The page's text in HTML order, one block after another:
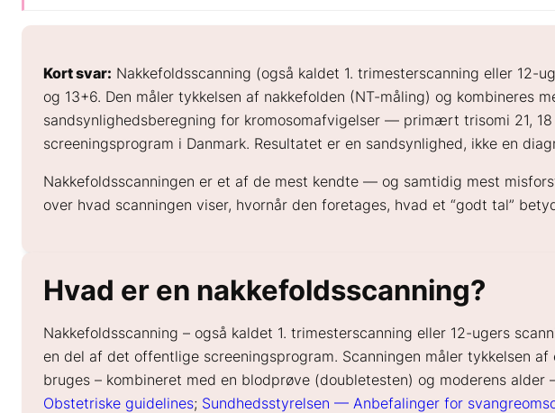
Kort svar: Nakkefoldsscanning (også kaldet 1. trimesterscanning eller 12-
og 13+6. Den måler tykkelsen af nakkefolden (NT-måling) og kombineres
sandsynlighedsberegning for kromosomafvigelser — primært trisomi 21,
screeningsprogram i Danmark. Resultatet er en sandsynlighed, ikke en
Nakkefoldsscanningen er et af de mest kendte — og samtidig mest
over hvad scanningen viser, hvornår den foretages, hvad et “godt tal”
Hvad er en nakkefoldsscanning?
Nakkefoldsscanning – også kaldet 1. trimesterscanning eller 12-ugers
en del af det offentlige screeningsprogram. Scanningen måler tykkelsen
bruges – kombineret med en blodprøve (doubletesten) og moderens
Obstetriske guidelines; Sundhedsstyrelsen — Anbefalinger for